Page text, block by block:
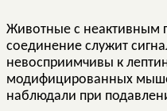
Животные с неактивным
соединение служит
невосприимчивы к
модифицированных
наблюдали при